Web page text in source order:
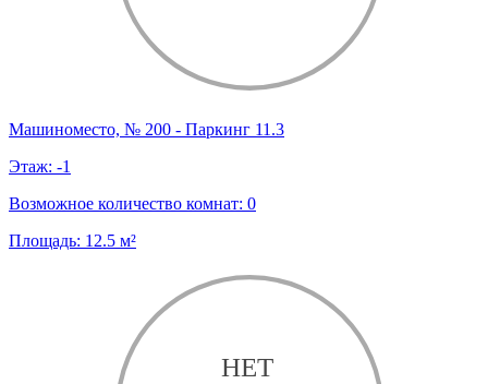
Машиноместо, № 200 - Паркинг 11.3
Этаж: -1
Возможное количество комнат: 0
Площадь: 12.5 м²